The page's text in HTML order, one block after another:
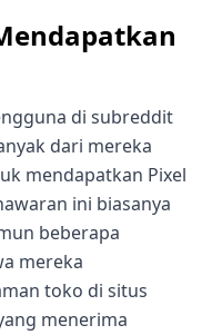
di subreddit
dari mereka
mendapatkan Pixel
ini biasanya
beberapa
mereka
toko di situs
menerima